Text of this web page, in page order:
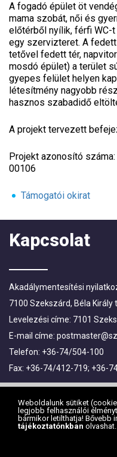
Weboldalunk sütiket
legjobb felhasználói
bármikor letilthatja! Bővebb
tájékoztatónkban
A fogadó épület öt
mama szobát, női és
előtérből nyílik, férfi WC-
egy szervizteret. A
tetővel fedett tér,
mosdó épület) a terület
gyepes felület helyen
létesítmény nagyobb
hasznos szabadidő
A projekt tervezett
Projekt azonosító
00106
Támogatói okirat
Kapcsolat
Akadálymentesítési
7100 Szekszárd, Béla Király
Levelezési címe: 7101
E-mail címe:
Telefon: +36-74/504-100
Fax: +36-74/412-719; +36-